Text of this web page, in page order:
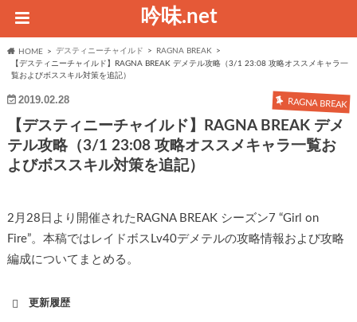
吟味.net
HOME デスティニーチャイルド
RAGNA BREAK
【デスティニーチャイルド】RAGNA BREAK デメテル攻略（3/1 23:08 攻略オススメキャラ一
覧およびボススキル対策を追記）
2019.02.28 RAGNA BREAK
【デスティニーチャイルド】RAGNA BREAK デメ
テル攻略（3/1 23:08 攻略オススメキャラ一覧お
よびボススキル対策を追記）
2月28日より開催されたRAGNA BREAK シーズン7 “Girl on
Fire”。本稿ではレイドボスLv40デメテルの攻略情報および攻略
編成についてまとめる。
更新履歴